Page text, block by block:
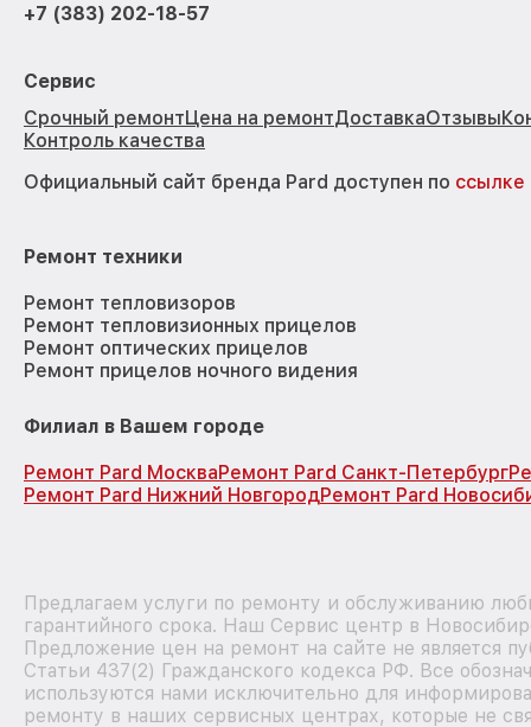
+7 (383) 202-18-57
Сервис
Срочный ремонтЦена на ремонтДоставкаОтзывы
Контроль качества
Официальный сайт бренда Pard доступен по ссылке
Ремонт техники
Ремонт тепловизоров
Ремонт тепловизионных прицелов
Ремонт оптических прицелов
Ремонт прицелов ночного видения
Филиал в Вашем городе
Ремонт Pard МоскваРемонт Pard Санкт-Петербург
Ремонт Pard Нижний НовгородРемонт Pard
Предлагаем услуги по ремонту и обслуживанию
гарантийного срока. Наш Сервис центр в
Предложение цен на ремонт на сайте не является
Статьи 437(2) Гражданского кодекса РФ. Все
используются нами исключительно для
ремонту в наших сервисных центрах, которые не